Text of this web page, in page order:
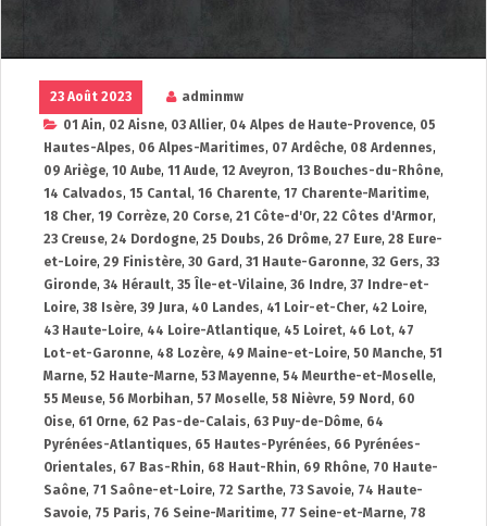
23 Août 2023
adminmw
01 Ain, 02 Aisne, 03 Allier, 04 Alpes de Haute-Provence, 05
Hautes-Alpes, 06 Alpes-Maritimes, 07 Ardêche, 08 Ardennes,
09 Ariège, 10 Aube, 11 Aude, 12 Aveyron, 13 Bouches-du-Rhône,
14 Calvados, 15 Cantal, 16 Charente, 17 Charente-Maritime,
18 Cher, 19 Corrèze, 20 Corse, 21 Côte-d'Or, 22 Côtes d'Armor,
23 Creuse, 24 Dordogne, 25 Doubs, 26 Drôme, 27 Eure, 28 Eure-
et-Loire, 29 Finistère, 30 Gard , 31 Haute-Garonne, 32 Gers, 33
Gironde, 34 Hérault, 35 Île-et-Vilaine, 36 Indre, 37 Indre-et-
Loire, 38 Isère, 39 Jura, 40 Landes, 41 Loir-et-Cher, 42 Loire,
43 Haute-Loire, 44 Loire-Atlantique, 45 Loiret, 46 Lot, 47
Lot-et-Garonne, 48 Lozère, 49 Maine-et-Loire, 50 Manche, 51
Marne, 52 Haute-Marne, 53 Mayenne, 54 Meurthe-et-Moselle,
55 Meuse, 56 Morbihan, 57 Moselle, 58 Nièvre, 59 Nord , 60
Oise, 61 Orne, 62 Pas-de-Calais, 63 Puy-de-Dôme, 64
Pyrénées-Atlantiques, 65 Hautes-Pyrénées, 66 Pyrénées-
Orientales, 67 Bas-Rhin, 68 Haut-Rhin, 69 Rhône, 70 Haute-
Saône, 71 Saône-et-Loire, 72 Sarthe, 73 Savoie, 74 Haute-
Savoie, 75 Paris, 76 Seine-Maritime, 77 Seine-et-Marne, 78